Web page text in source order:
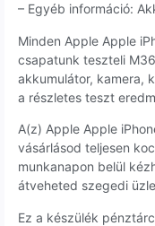
– Egyéb információ:
Minden Apple Apple
csapatunk teszteli
akkumulátor, kamera,
a részletes teszt
A(z) Apple Apple
vásárlásod teljesen
munkanapon belül
átveheted szegedi
Ez a készülék